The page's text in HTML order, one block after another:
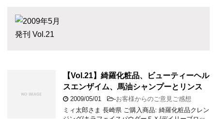
【Vol.21】綺羅化粧品、ビューティーヘル
スエンザイム、馬油シャンプーとリンス
2009/05/01 -お客様からのご意見ご感想
ミィ太郎さま 長崎県 ご購入商品: 綺羅化粧品クレン